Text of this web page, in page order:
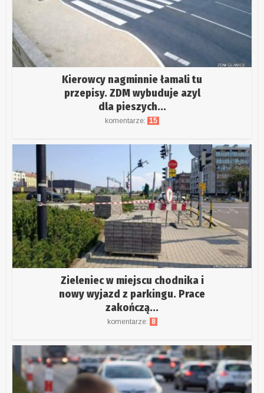
Kierowcy nagminnie łamali tu
przepisy. ZDM wybuduje azyl
dla pieszych...
komentarze: 15
Zieleniec w miejscu chodnika i
nowy wyjazd z parkingu. Prace
zakończą...
komentarze: 8